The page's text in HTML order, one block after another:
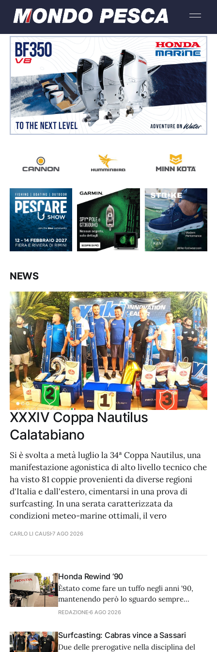
NEWS
XXXIV Coppa Nautilus
Calatabiano
Si è svolta a metà luglio la 34ª Coppa Nautilus, una
manifestazione agonistica di alto livello tecnico che
ha visto 81 coppie provenienti da diverse regioni
d'Italia e dall'estero, cimentarsi in una prova di
surfcasting. In una serata caratterizzata da
condizioni meteo-marine ottimali, il vero
CARLO LI CAUSI 7 AGO 2026
Honda Rewind ‘90
Èstato come fare un tuffo negli anni '90,
mantenendo però lo sguardo sempre
rivolto al futuro. L’8 luglio scorso, nella
cuore di Villa Borghese a Roma, Honda
Marine ha preso parte a Rewind '90s,
REDAZIONE 6 AGO 2026
Surfcasting: Cabras vince a Sassari
Due delle prerogative nella disciplina del